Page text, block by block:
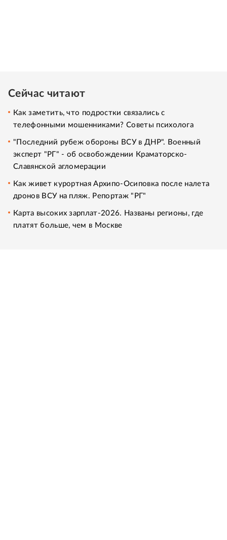
Сейчас читают
Как заметить, что подростки связались с
телефонными мошенниками? Советы психолога
"Последний рубеж обороны ВСУ в ДНР". Военный
эксперт "РГ" - об освобождении Краматорско-
Славянской агломерации
Как живет курортная Архипо-Осиповка после налета
дронов ВСУ на пляж. Репортаж "РГ"
Карта высоких зарплат-2026. Названы регионы, где
платят больше, чем в Москве